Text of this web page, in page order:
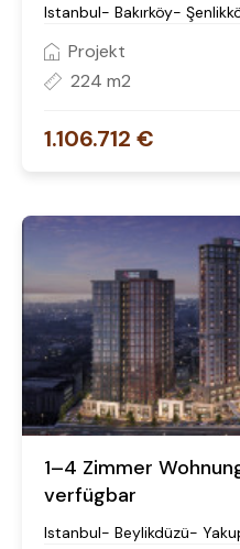
Istanbul- Bakırköy-
Projekt
224 m2
1.106.712 €
1–4 Zimmer
verfügbar
Istanbul- Beylikdüzü-